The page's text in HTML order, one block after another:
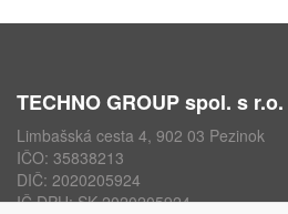
TECHNO GROUP spol. s r.o.
Limbašská cesta 4, 902 03 Pezinok
IČO: 35838213
DIČ: 2020205924
IČ DPH: SK 2020205924